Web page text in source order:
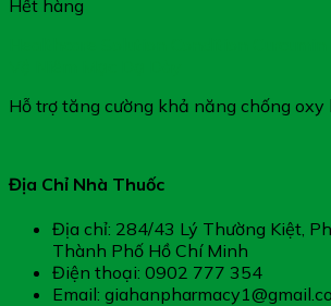
Hết hàng
Hỗ trợ tăng cường khả năng chống oxy
Địa Chỉ Nhà Thuốc
Địa chỉ: 284/43 Lý Thường Kiệt,
Thành Phố Hồ Chí Minh
Điện thoại: 0902 777 354
Email: